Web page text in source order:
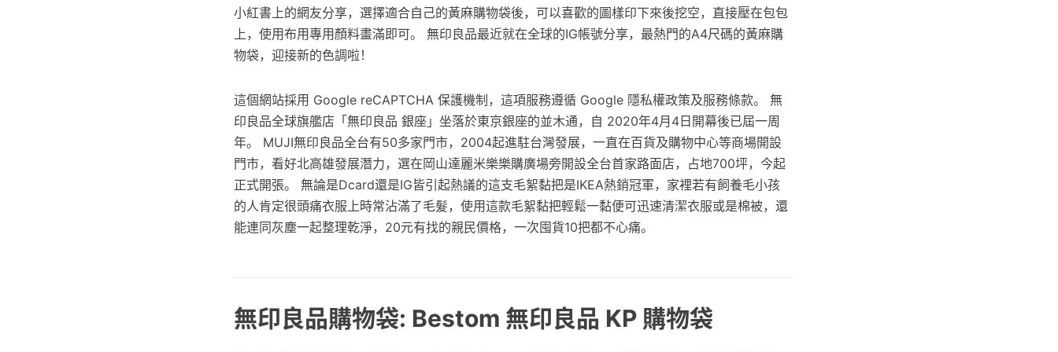
小紅書上的網友分享，選擇適合自己的黃麻購物袋後，可以喜歡的圖樣印下來後挖空，直接壓在包包
上，使用布用專用顏料畫滿即可。 無印良品最近就在全球的IG帳號分享，最熱門的A4尺碼的黃麻購
物袋，迎接新的色調啦！
這個網站採用 Google reCAPTCHA 保護機制，這項服務遵循 Google 隱私權政策及服務條款。 無
印良品全球旗艦店「無印良品 銀座」坐落於東京銀座的並木通，自 2020年4月4日開幕後已屆一周
年。 MUJI無印良品全台有50多家門市，2004起進駐台灣發展，一直在百貨及購物中心等商場開設
門市，看好北高雄發展潛力，選在岡山達麗米樂樂購廣場旁開設全台首家路面店，占地700坪，今起
正式開張。 無論是Dcard還是IG皆引起熱議的這支毛絮黏把是IKEA熱銷冠軍，家裡若有飼養毛小孩
的人肯定很頭痛衣服上時常沾滿了毛髮，使用這款毛絮黏把輕鬆一黏便可迅速清潔衣服或是棉被，還
能連同灰塵一起整理乾淨，20元有找的親民價格，一次囤貨10把都不心痛。
無印良品購物袋: Bestom 無印良品 KP 購物袋